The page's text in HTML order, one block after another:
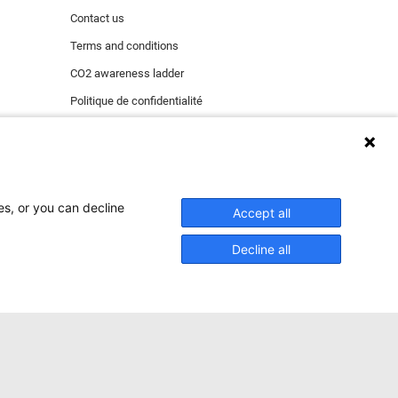
Contact us
Terms and conditions
CO2 awareness ladder
Politique de confidentialité
cookies de
or you can decline
Accept all
Decline all